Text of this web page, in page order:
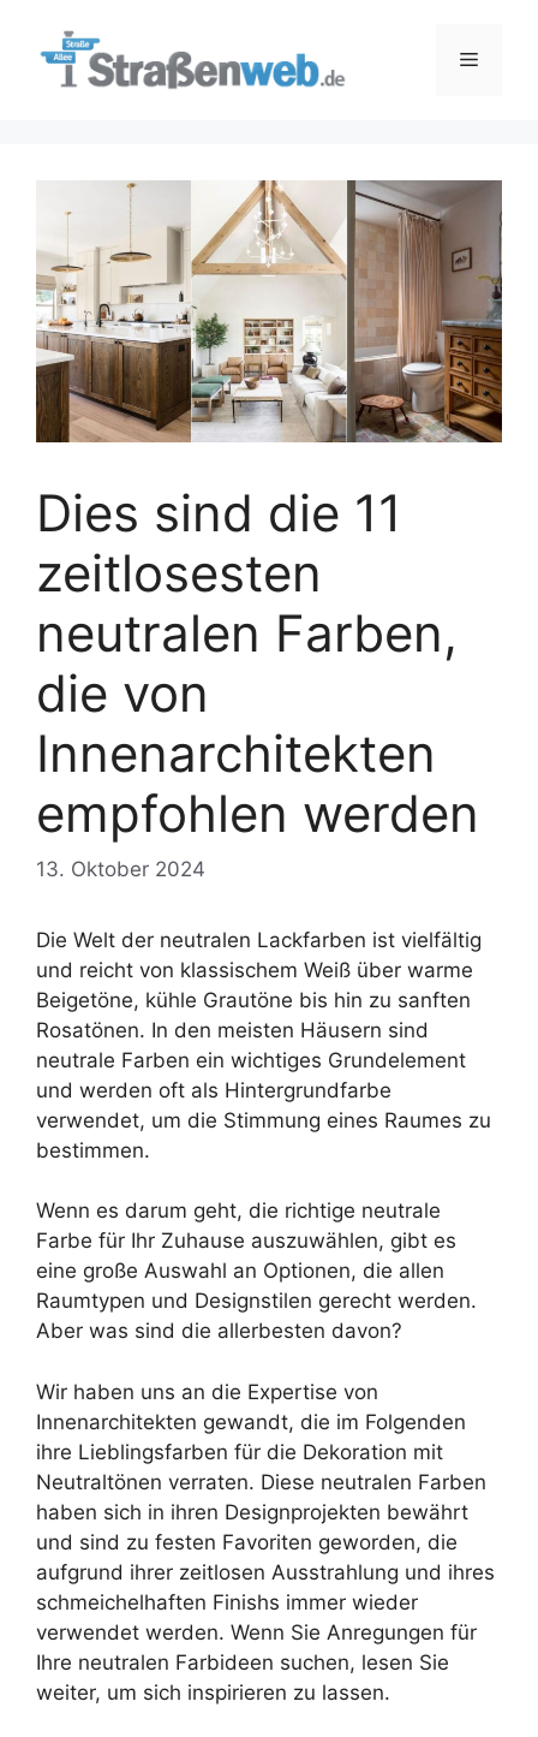
Menü
Dies sind die 11
zeitlosesten
neutralen Farben,
die von
Innenarchitekten
empfohlen werden
13. Oktober 2024
Die Welt der neutralen Lackfarben ist vielfältig
und reicht von klassischem Weiß über warme
Beigetöne, kühle Grautöne bis hin zu sanften
Rosatönen. In den meisten Häusern sind
neutrale Farben ein wichtiges Grundelement
und werden oft als Hintergrundfarbe
verwendet, um die Stimmung eines Raumes zu
bestimmen.
Wenn es darum geht, die richtige neutrale
Farbe für Ihr Zuhause auszuwählen, gibt es
eine große Auswahl an Optionen, die allen
Raumtypen und Designstilen gerecht werden.
Aber was sind die allerbesten davon?
Wir haben uns an die Expertise von
Innenarchitekten gewandt, die im Folgenden
ihre Lieblingsfarben für die Dekoration mit
Neutraltönen verraten. Diese neutralen Farben
haben sich in ihren Designprojekten bewährt
und sind zu festen Favoriten geworden, die
aufgrund ihrer zeitlosen Ausstrahlung und ihres
schmeichelhaften Finishs immer wieder
verwendet werden. Wenn Sie Anregungen für
Ihre neutralen Farbideen suchen, lesen Sie
weiter, um sich inspirieren zu lassen.